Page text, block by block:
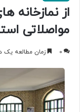
از نمازخانه
مواصلاتی
0 زمان مطالعه یک